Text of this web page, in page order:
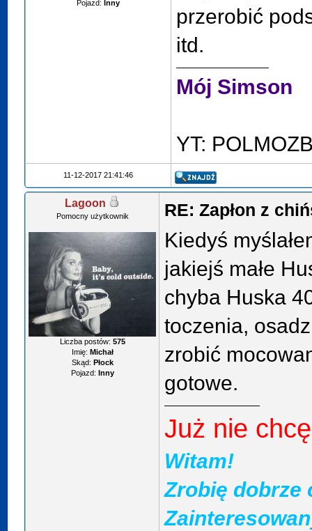
Pojazd: Inny
przerobić
itd.
Mój Simson
YT:
11-12-2017 21:41:46
Lagoon
Pomocny użytkownik
Liczba postów: 575
Imię: Michał
Skąd: Płock
Pojazd: Inny
RE: Zapłon z
Kiedyś
jakiejś małe
chyba Huska
toczenia,
zrobić
gotowe.
Już nie
Witam!
Zrobię dobrze